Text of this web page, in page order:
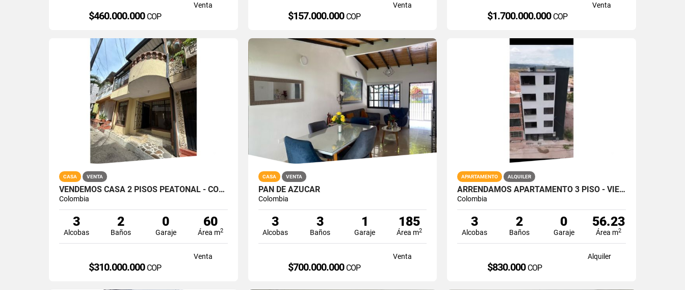
Venta
$460.000.000 COP
Venta
$157.000.000 COP
Venta
$1.700.000.000 COP
CASA VENTA
VENDEMOS CASA 2 PISOS PEATONAL - COAVICONSA
Colombia
3
Alcobas
2
Baños
0
Garaje
60
Área m2
Venta
$310.000.000 COP
CASA VENTA
PAN DE AZUCAR
Colombia
3
Alcobas
3
Baños
1
Garaje
185
Área m2
Venta
$700.000.000 COP
APARTAMENTO ALQUILER
ARRENDAMOS APARTAMENTO 3 PISO - VIENTOS DE LLANADAS / GIRON
Colombia
3
Alcobas
2
Baños
0
Garaje
56.23
Área m2
Alquiler
$830.000 COP